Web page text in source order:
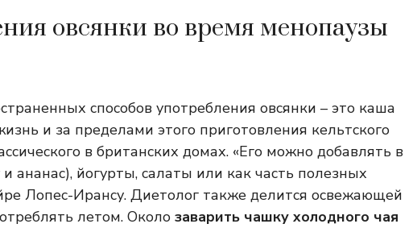
овсянки во время менопаузы
способов употребления овсянки – это каша
и за пределами этого приготовления кельтского
в британских домах. «Его можно добавлять в
ананас), йогурты, салаты или как часть полезных
Лопес-Ирансу. Диетолог также делится освежающей
летом. Около заварить чашку холодного чая